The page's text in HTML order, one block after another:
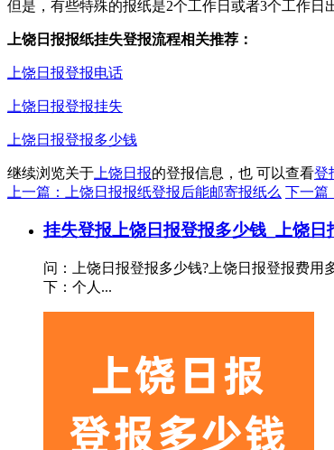
但是，有些特殊的报纸是2个工作日或者3个工作日
上饶日报报纸挂失登报流程相关推荐：
上饶日报登报电话
上饶日报登报挂失
上饶日报登报多少钱
继续浏览关于 上饶日报的登报信息，也 可以查看登
上一篇：上饶日报报纸登报后能邮寄报纸么 下一篇
挂失登报上饶日报登报多少钱_上饶日
问：上饶日报登报多少钱?上饶日报登报费用
下：个人...